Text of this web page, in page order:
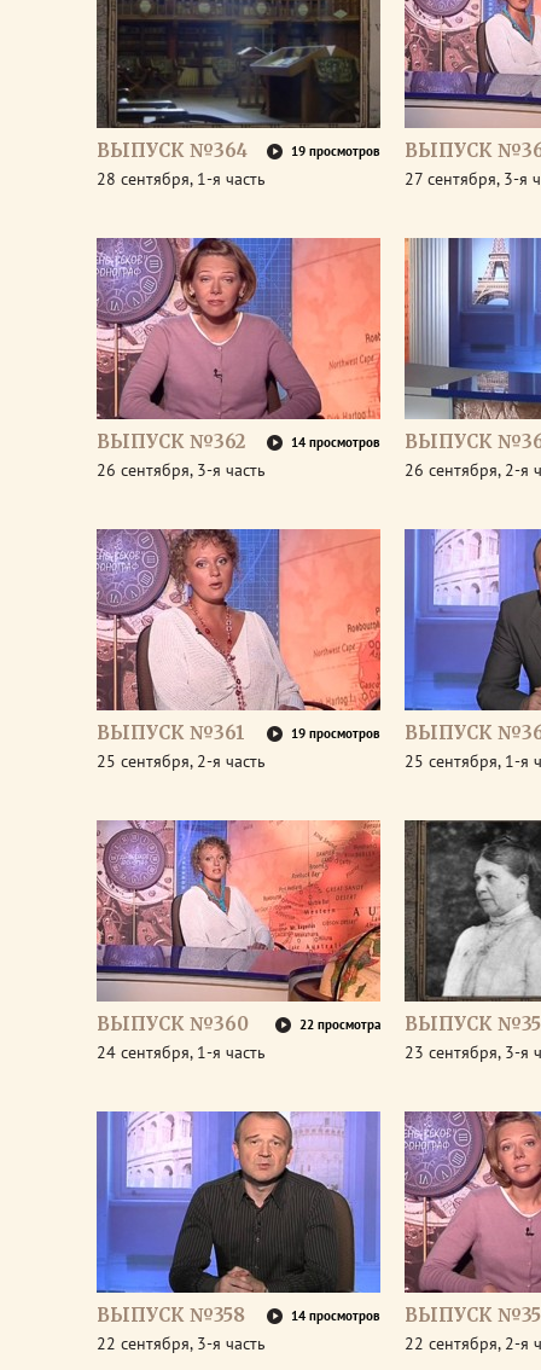
ВЫПУСК №364 19 просмотров
28 сентября, 1-я часть
ВЫПУСК
27 сентября, 3-я
ВЫПУСК №362 14 просмотров
26 сентября, 3-я часть
ВЫПУСК
26 сентября, 2-я
ВЫПУСК №361 19 просмотров
25 сентября, 2-я часть
ВЫПУСК
25 сентября, 1-я
ВЫПУСК №360 22 просмотра
24 сентября, 1-я часть
ВЫПУСК
23 сентября, 3-я
ВЫПУСК №358 14 просмотров
22 сентября, 3-я часть
ВЫПУСК
22 сентября, 2-я